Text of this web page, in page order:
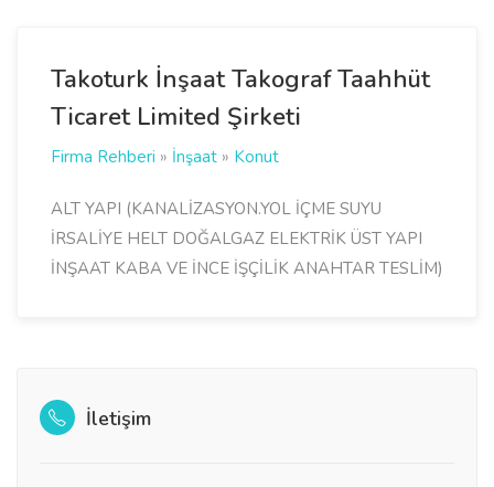
Takoturk İnşaat Takograf Taahhüt
Ticaret Limited Şirketi
Firma Rehberi » İnşaat » Konut
ALT YAPI (KANALİZASYON.YOL İÇME SUYU
İRSALİYE HELT DOĞALGAZ ELEKTRİK ÜST YAPI
İNŞAAT KABA VE İNCE İŞÇİLİK ANAHTAR TESLİM)
İletişim